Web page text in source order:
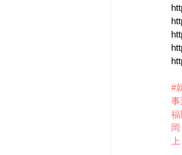
#
事
福
岡
上